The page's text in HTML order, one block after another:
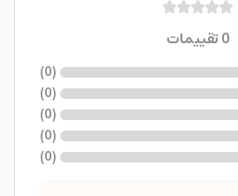
0تقييمات
(
0
)
(
0
)
(
0
)
(
0
)
(
0
)